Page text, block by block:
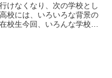
けなくなり、次の学校とし
校には、いろいろな背景の
校生今回、いろんな学校を